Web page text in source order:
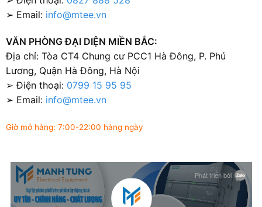
➢ Email: info@mtee.vn
VĂN PHÒNG ĐẠI DIỆN MIỀN BẮC:
Địa chỉ: Tòa CT4 Chung cư PCC1 Hà Đông, P. Phú
Lương, Quận Hà Đông, Hà Nội
➢ Điện thoại: 0799 15 95 95
➢ Email: info@mtee.vn
Giờ mở hàng: 7:00-22:00 hàng ngày